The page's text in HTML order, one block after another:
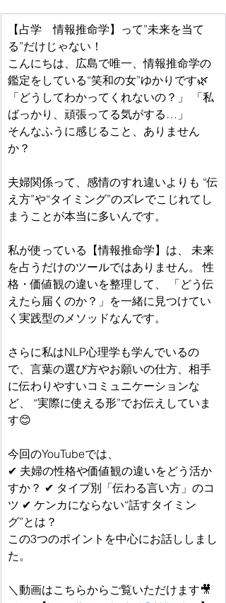
【占学　情報推命学】って”未来を当て
る”だけじゃない！
こんにちは、広島で唯一、情報推命学の
鑑定をしている“笑和の女”ゆかりです🌿
「どうしてわかってくれないの？」 「私
ばっかり、頑張ってる気がする…」
そんなふうに感じること、ありません
か？
夫婦関係って、感情のすれ違いよりも “伝
え方”や“タイミング”のズレでこじれてし
まうことが本当に多いんです。
私が使っている【情報推命学】は、 未来
を占うだけのツールではありません。 性
格・価値観の違いを整理して、 「どう伝
えたら届くのか？」を一緒に見つけてい
く実践型のメソッドなんです。
さらに私はNLP心理学も学んでいるの
で、言葉の選び方やお願いの仕方、相手
に伝わりやすいコミュニケーションな
ど、 “実際に使える形”でお伝えしていま
す😊
今回のYouTubeでは、
✔ 夫婦の性格や価値観の違いをどう活か
すか？ ✔ タイプ別「伝わる言い方」のコ
ツ ✔ ケンカにならない“話すタイミン
グ”とは？
この3つのポイントを中心にお話ししまし
た。
＼動画はこちらからご覧いただけます🎥